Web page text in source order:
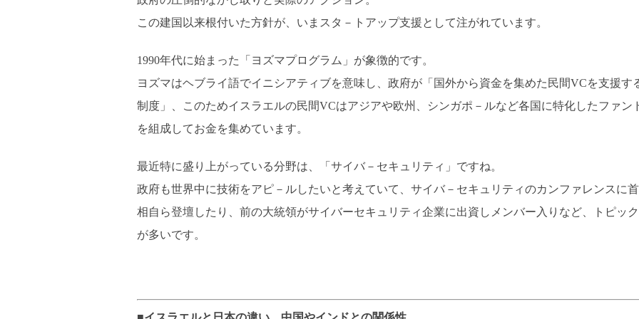
この建国以来根付いた方針が、いまスタ－トアップ支援として注がれています。
1990年代に始まった「ヨズマプログラム」が象徴的です。
ヨズマはヘブライ語でイニシアティブを意味し、政府が「国外から資金を集めた民間VCを支援す
制度」、このためイスラエルの民間VCはアジアや欧州、シンガポ－ルなど各国に特化したファン
を組成してお金を集めています。
最近特に盛り上がっている分野は、「サイバ－セキュリティ」ですね。
政府も世界中に技術をアピ－ルしたいと考えていて、サイバ－セキュリティのカンファレンスに首
相自ら登壇したり、前の大統領がサイバーセキュリティ企業に出資しメンバー入りなど、トピック
が多いです。